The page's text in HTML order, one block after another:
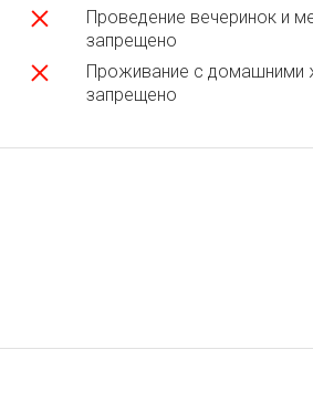
Проведение вечеринок и
запрещено
Проживание с домашними
запрещено